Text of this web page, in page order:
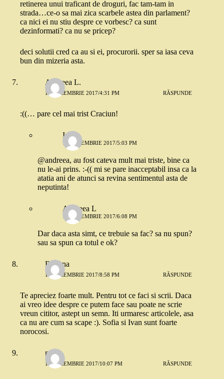
retinerea unui traficant de droguri, fac tam-tam in
strada…ce-o sa mai zica scarbele astea din parlament?
ca nici ei nu stiu despre ce vorbesc? ca sunt
dezinformati? ca nu se pricep?
deci solutii cred ca au si ei, procurorii. sper sa iasa ceva
bun din mizeria asta.
Andreea L.
18 DECEMBRIE 2017/4:31 PM RĂSPUNDE
:((… pare cel mai trist Craciun!
Irina
18 DECEMBRIE 2017/5:03 PM
@andreea, au fost cateva mult mai triste, bine ca
nu le-ai prins. :-(( mi se pare inacceptabil insa ca la
atatia ani de atunci sa revina sentimentul asta de
neputinta!
Andreea L
18 DECEMBRIE 2017/6:08 PM
Dar daca asta simt, ce trebuie sa fac? sa nu spun?
sau sa spun ca totul e ok?
Roxana
18 DECEMBRIE 2017/8:58 PM RĂSPUNDE
Te apreciez foarte mult. Pentru tot ce faci si scrii. Daca
ai vreo idee despre ce putem face sau poate ne scrie
vreun cititor, astept un semn. Iti urmaresc articolele, asa
ca nu are cum sa scape :). Sofia si Ivan sunt foarte
norocosi.
m
18 DECEMBRIE 2017/10:07 PM RĂSPUNDE